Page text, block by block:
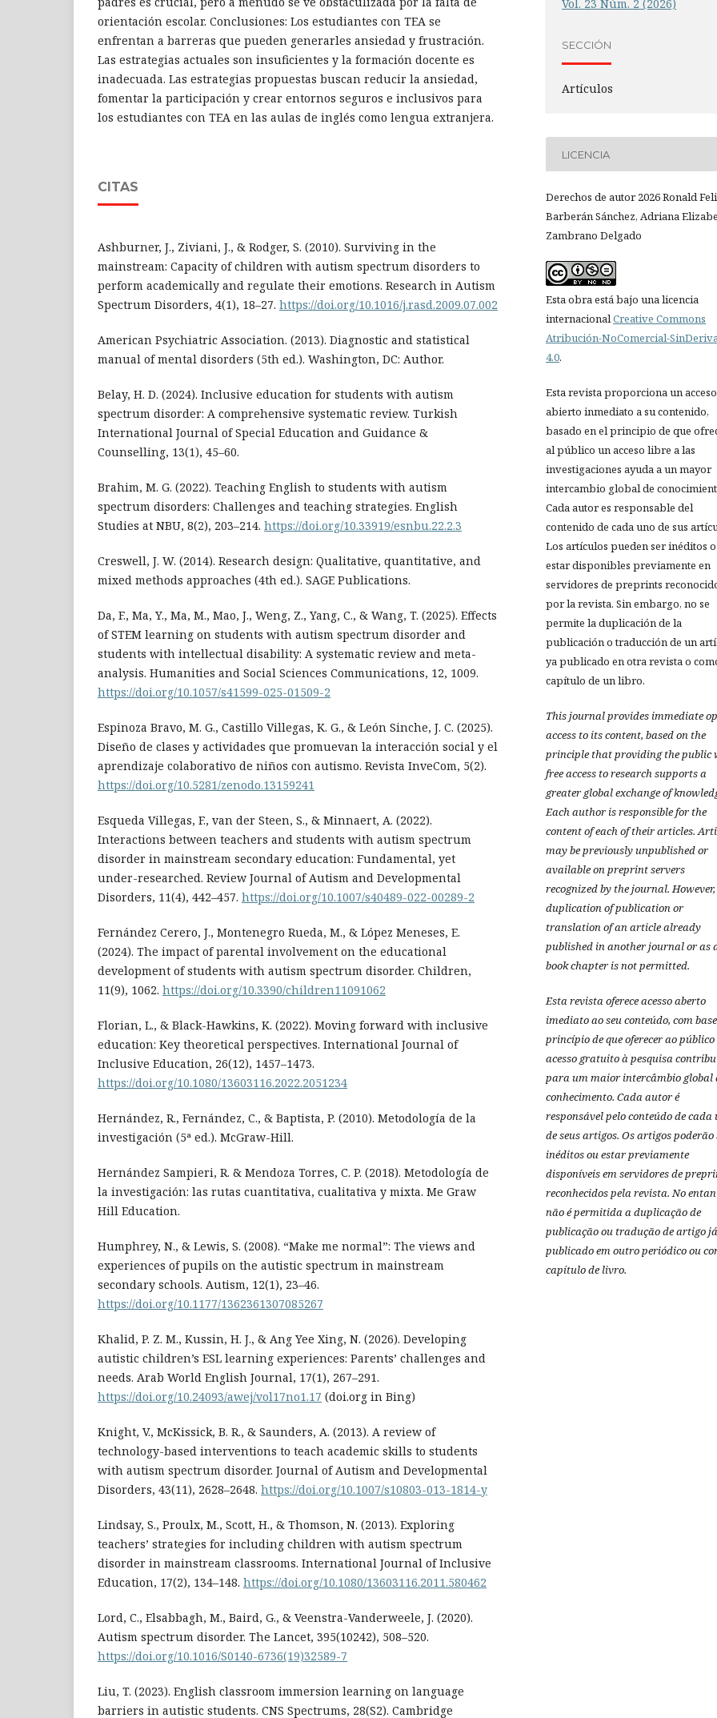
orientación escolar. Conclusiones: Los estudiantes con TEA se
enfrentan a barreras que pueden generarles ansiedad y frustración.
Las estrategias actuales son insuficientes y la formación docente es
inadecuada. Las estrategias propuestas buscan reducir la ansiedad,
fomentar la participación y crear entornos seguros e inclusivos para
los estudiantes con TEA en las aulas de inglés como lengua extranjera.
CITAS
Ashburner, J., Ziviani, J., & Rodger, S. (2010). Surviving in the
mainstream: Capacity of children with autism spectrum disorders to
perform academically and regulate their emotions. Research in Autism
Spectrum Disorders, 4(1), 18–27. https://doi.org/10.1016/j.rasd.2009.07.002
American Psychiatric Association. (2013). Diagnostic and statistical
manual of mental disorders (5th ed.). Washington, DC: Author.
Belay, H. D. (2024). Inclusive education for students with autism
spectrum disorder: A comprehensive systematic review. Turkish
International Journal of Special Education and Guidance &
Counselling, 13(1), 45–60.
Brahim, M. G. (2022). Teaching English to students with autism
spectrum disorders: Challenges and teaching strategies. English
Studies at NBU, 8(2), 203–214. https://doi.org/10.33919/esnbu.22.2.3
Creswell, J. W. (2014). Research design: Qualitative, quantitative, and
mixed methods approaches (4th ed.). SAGE Publications.
Da, F., Ma, Y., Ma, M., Mao, J., Weng, Z., Yang, C., & Wang, T. (2025). Effects
of STEM learning on students with autism spectrum disorder and
students with intellectual disability: A systematic review and meta-
analysis. Humanities and Social Sciences Communications, 12, 1009.
https://doi.org/10.1057/s41599-025-01509-2
Espinoza Bravo, M. G., Castillo Villegas, K. G., & León Sinche, J. C. (2025).
Diseño de clases y actividades que promuevan la interacción social y el
aprendizaje colaborativo de niños con autismo. Revista InveCom, 5(2).
https://doi.org/10.5281/zenodo.13159241
Esqueda Villegas, F., van der Steen, S., & Minnaert, A. (2022).
Interactions between teachers and students with autism spectrum
disorder in mainstream secondary education: Fundamental, yet
under-researched. Review Journal of Autism and Developmental
Disorders, 11(4), 442–457. https://doi.org/10.1007/s40489-022-00289-2
Fernández Cerero, J., Montenegro Rueda, M., & López Meneses, E.
(2024). The impact of parental involvement on the educational
development of students with autism spectrum disorder. Children,
11(9), 1062. https://doi.org/10.3390/children11091062
Florian, L., & Black-Hawkins, K. (2022). Moving forward with inclusive
education: Key theoretical perspectives. International Journal of
Inclusive Education, 26(12), 1457–1473.
https://doi.org/10.1080/13603116.2022.2051234
Hernández, R., Fernández, C., & Baptista, P. (2010). Metodología de la
investigación (5ª ed.). McGraw-Hill.
Hernández Sampieri, R. & Mendoza Torres, C. P. (2018). Metodología de
la investigación: las rutas cuantitativa, cualitativa y mixta. Me Graw
Hill Education.
Humphrey, N., & Lewis, S. (2008). “Make me normal”: The views and
experiences of pupils on the autistic spectrum in mainstream
secondary schools. Autism, 12(1), 23–46.
https://doi.org/10.1177/1362361307085267
Khalid, P. Z. M., Kussin, H. J., & Ang Yee Xing, N. (2026). Developing
autistic children’s ESL learning experiences: Parents’ challenges and
needs. Arab World English Journal, 17(1), 267–291.
https://doi.org/10.24093/awej/vol17no1.17 (doi.org in Bing)
Knight, V., McKissick, B. R., & Saunders, A. (2013). A review of
technology-based interventions to teach academic skills to students
with autism spectrum disorder. Journal of Autism and Developmental
Disorders, 43(11), 2628–2648. https://doi.org/10.1007/s10803-013-1814-y
Lindsay, S., Proulx, M., Scott, H., & Thomson, N. (2013). Exploring
teachers’ strategies for including children with autism spectrum
disorder in mainstream classrooms. International Journal of Inclusive
Education, 17(2), 134–148. https://doi.org/10.1080/13603116.2011.580462
Lord, C., Elsabbagh, M., Baird, G., & Veenstra-Vanderweele, J. (2020).
Autism spectrum disorder. The Lancet, 395(10242), 508–520.
https://doi.org/10.1016/S0140-6736(19)32589-7
Liu, T. (2023). English classroom immersion learning on language
barriers in autistic students. CNS Spectrums, 28(S2). Cambridge
Vol. 23 Núm. 2 (2026)
SECCIÓN
Artículos
LICENCIA
Derechos de autor 2026 Ronald
Barberán Sánchez, Adriana
Zambrano Delgado
Esta obra está bajo una licencia
internacionalCreative Commons
Atribución-NoComercial-
4.0.
Esta revista proporciona un acceso
abierto inmediato a su contenido,
basado en el principio de que
al público un acceso libre a las
investigaciones ayuda a un mayor
intercambio global de
Cada autor es responsable del
contenido de cada uno de sus
Los artículos pueden ser inéditos o
estar disponibles previamente en
servidores de preprints
por la revista. Sin embargo, no se
permite la duplicación de la
publicación o traducción de un
ya publicado en otra revista o
capítulo de un libro.
This journal provides immediate
access to its content, based on the
principle that providing the public
free access to research supports a
greater global exchange of
Each author is responsible for the
content of each of their articles.
may be previously unpublished or
available on preprint servers
recognized by the journal. However,
duplication of publication or
translation of an article already
published in another journal or as
book chapter is not permitted.
Esta revista oferece acesso aberto
imediato ao seu conteúdo, com
princípio de que oferecer ao público
acesso gratuito à pesquisa
para um maior intercâmbio global
conhecimento. Cada autor é
responsável pelo conteúdo de cada
de seus artigos. Os artigos poderão
inéditos ou estar previamente
disponíveis em servidores de
reconhecidos pela revista. No
não é permitida a duplicação de
publicação ou tradução de artigo já
publicado em outro periódico ou
capítulo de livro.